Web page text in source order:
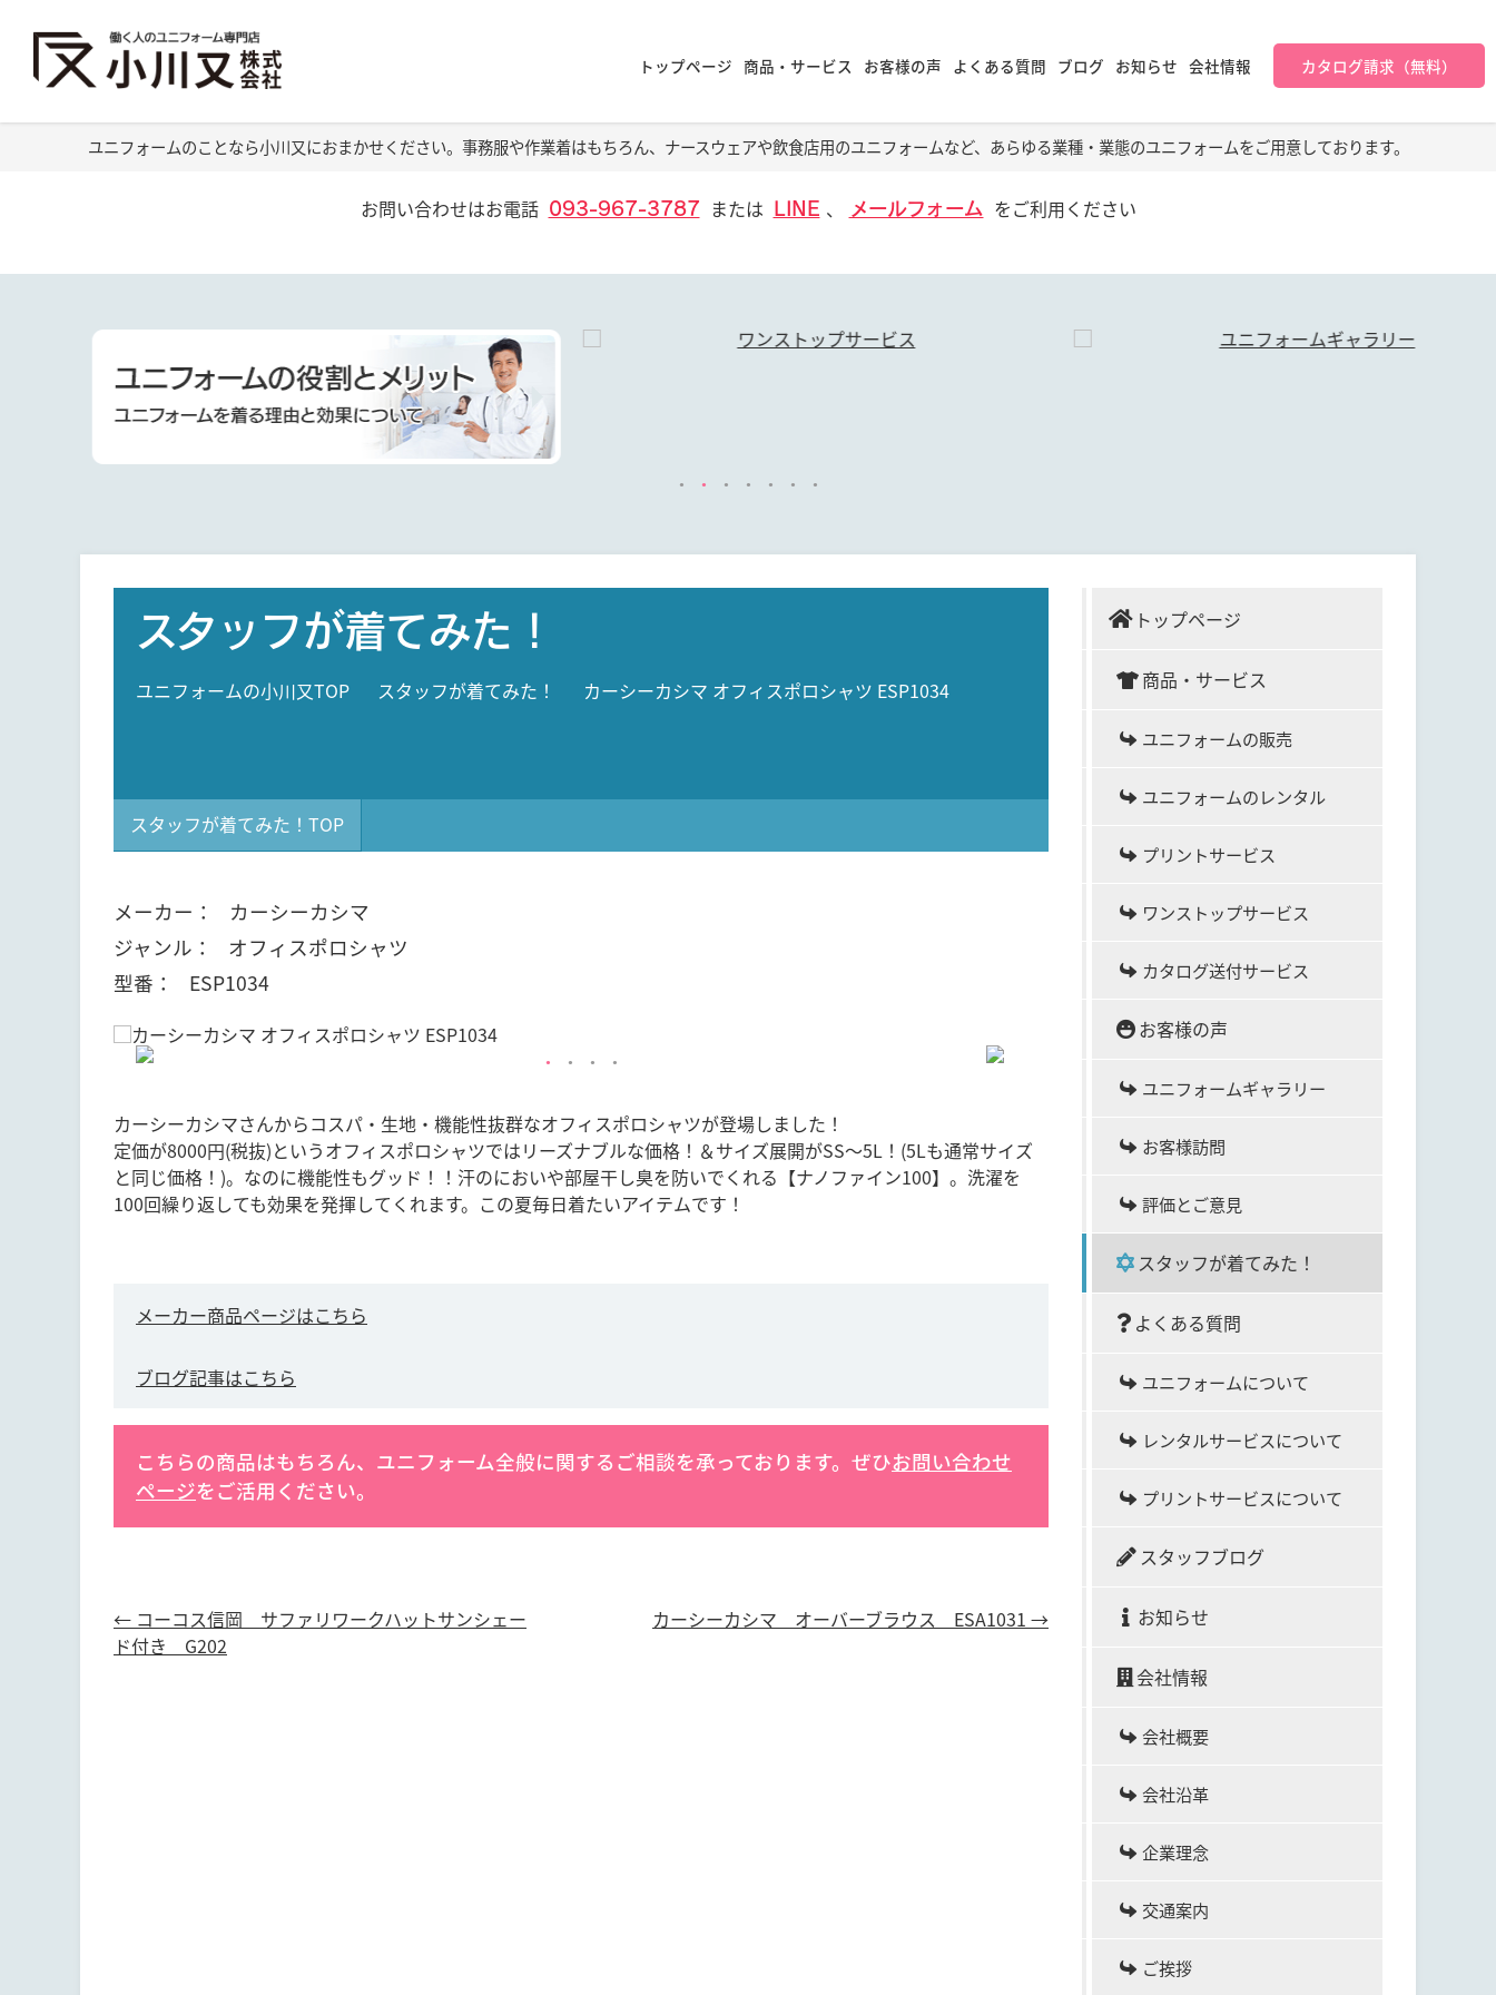
トップページ 商品・サービス お客様の声 よくある質問 ブログ お知らせ 会社情報 カタログ請求（無料）
ユニフォームのことなら小川又におまかせください。事務服や作業着はもちろん、ナースウェアや飲食店用のユニフォームなど、あらゆる業種・業態のユニフォームをご用意しております。
お問い合わせはお電話 093-967-3787 または LINE 、 メールフォーム をご利用ください
カーシーカシマ ポロシャツ ESP1034
スタッフが着てみた！
ユニフォームの小川又TOP スタッフが着てみた！ カーシーカシマ オフィスポロシャツ ESP1034
スタッフが着てみた！TOP
メーカー
カーシーカシマ
ジャンル
オフィスポロシャツ
型番
ESP1034
カーシーカシマさんからコスパ・生地・機能性抜群なオフィスポロシャツが登場しました！
定価が8000円(税抜)というオフィスポロシャツではリーズナブルな価格！＆サイズ展開がSS～5L！(5Lも通常サイズ
と同じ価格！)。なのに機能性もグッド！！汗のにおいや部屋干し臭を防いでくれる【ナノファイン100】。洗濯を
100回繰り返しても効果を発揮してくれます。この夏毎日着たいアイテムです！
メーカー商品ページはこちら
ブログ記事はこちら
こちらの商品はもちろん、ユニフォーム全般に関するご相談を承っております。ぜひお問い合わせ
ページをご活用ください。
← コーコス信岡 サファリワークハットサンシェー
ド付き G202
カーシーカシマ オーバーブラウス ESA1031 →
トップページ
商品・サービス
ユニフォームの販売
ユニフォームのレンタル
プリントサービス
ワンストップサービス
カタログ送付サービス
お客様の声
ユニフォームギャラリー
お客様訪問
評価とご意見
スタッフが着てみた！
よくある質問
ユニフォームについて
レンタルサービスについて
プリントサービスについて
スタッフブログ
お知らせ
会社情報
会社概要
会社沿革
企業理念
交通案内
ご挨拶